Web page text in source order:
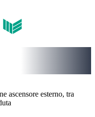
ascensore esterno, tra